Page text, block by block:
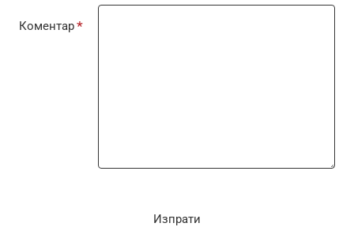
Коментар
Изпрати